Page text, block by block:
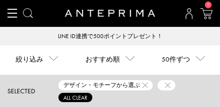
0
LINE ID連携で500ポイントプレゼント！
絞り込み おすすめ順 50件ずつ
SELECTED
デザイン・モチーフから選ぶ
ALL CLEAR